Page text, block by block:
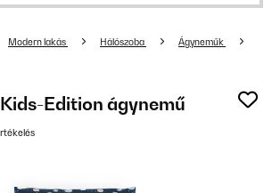
Modern lakás Hálószoba Ágyneműk
Edition ágynemű